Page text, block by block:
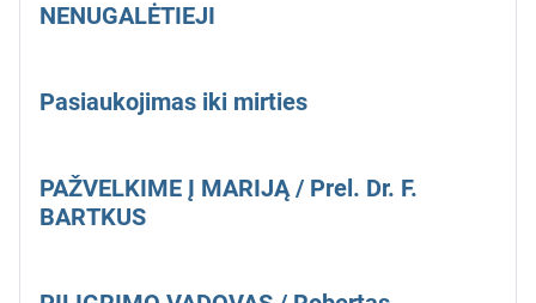
NENUGALĖTIEJI
Pasiaukojimas iki mirties
PAŽVELKIME Į MARIJĄ / Prel. Dr. F.
BARTKUS